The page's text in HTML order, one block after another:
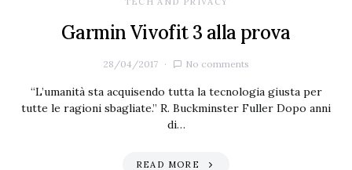
Garmin Vivofit 3 alla prova
28/04/2017 No comments
“L’umanità sta acquisendo tutta la tecnologia giusta per
tutte le ragioni sbagliate.” R. Buckminster Fuller Dopo anni
di…
READ MORE